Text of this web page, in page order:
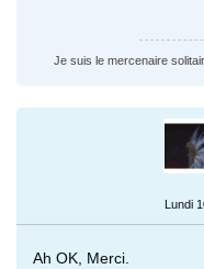
Je suis le mercenaire
Lundi
Ah OK, Merci.